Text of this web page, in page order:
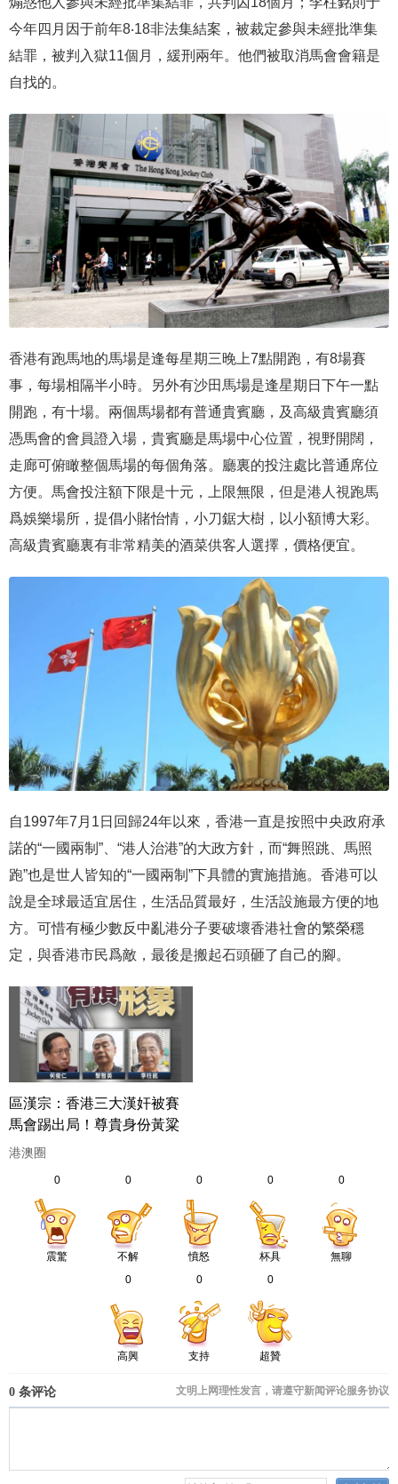
今年四月因于前年8‧18非法集結案，被裁定參與未經批準集
結罪，被判入獄11個月，緩刑兩年。他們被取消馬會會籍是
自找的。
香港有跑馬地的馬場是逢每星期三晚上7點開跑，有8場賽
事，每場相隔半小時。另外有沙田馬場是逢星期日下午一點
開跑，有十場。兩個馬場都有普通貴賓廳，及高級貴賓廳須
憑馬會的會員證入場，貴賓廳是馬場中心位置，視野開闊，
走廊可俯瞰整個馬場的每個角落。廳裏的投注處比普通席位
方便。馬會投注額下限是十元，上限無限，但是港人視跑馬
爲娛樂場所，提倡小賭怡情，小刀鋸大樹，以小額博大彩。
高級貴賓廳裏有非常精美的酒菜供客人選擇，價格便宜。
自1997年7月1日回歸24年以來，香港一直是按照中央政府承
諾的“一國兩制”、“港人治港”的大政方針，而“舞照跳、馬照
跑”也是世人皆知的“一國兩制”下具體的實施措施。香港可以
說是全球最适宜居住，生活品質最好，生活設施最方便的地
方。可惜有極少數反中亂港分子要破壞香港社會的繁榮穩
定，與香港市民爲敵，最後是搬起石頭砸了自己的腳。
區漢宗：香港三大漢奸被賽
馬會踢出局！尊貴身份黃粱
一夢，注定要遺臭萬年
港澳圈
0
震驚
0
不解
0
憤怒
0
杯具
0
無聊
0
高興
0
支持
0
超贊